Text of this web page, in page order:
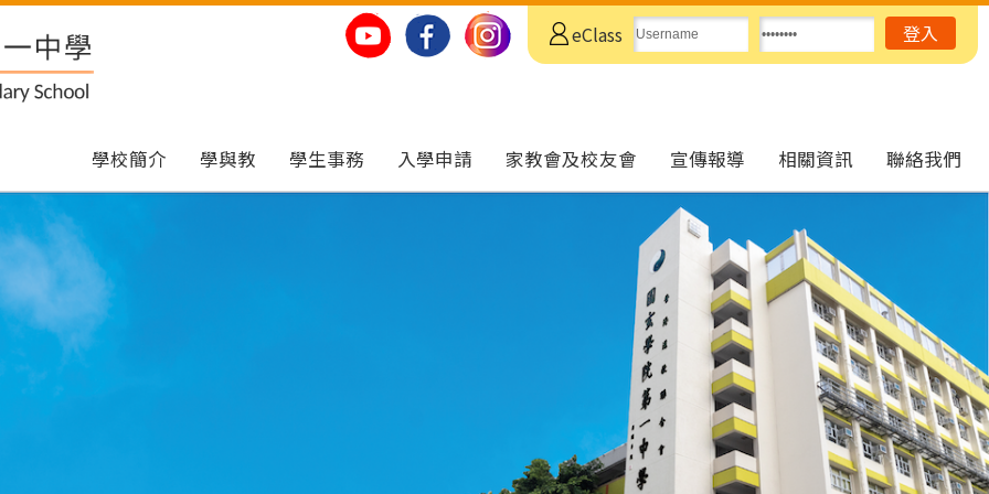
eClass
學校簡介 學與教 學生事務 入學申請 家教會及校友會 宣傳報導 相關資訊 聯絡我們